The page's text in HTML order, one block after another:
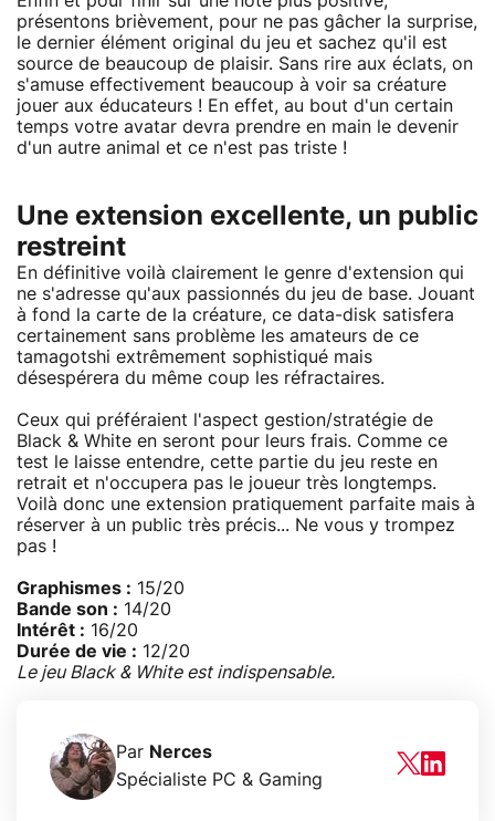
présentons brièvement, pour ne pas gâcher la surprise,
le dernier élément original du jeu et sachez qu'il est
source de beaucoup de plaisir. Sans rire aux éclats, on
s'amuse effectivement beaucoup à voir sa créature
jouer aux éducateurs ! En effet, au bout d'un certain
temps votre avatar devra prendre en main le devenir
d'un autre animal et ce n'est pas triste !
Une extension excellente, un public
restreint
En définitive voilà clairement le genre d'extension qui
ne s'adresse qu'aux passionnés du jeu de base. Jouant
à fond la carte de la créature, ce data-disk satisfera
certainement sans problème les amateurs de ce
tamagotshi extrêmement sophistiqué mais
désespérera du même coup les réfractaires.
Ceux qui préféraient l'aspect gestion/stratégie de
Black & White en seront pour leurs frais. Comme ce
test le laisse entendre, cette partie du jeu reste en
retrait et n'occupera pas le joueur très longtemps.
Voilà donc une extension pratiquement parfaite mais à
réserver à un public très précis... Ne vous y trompez
pas !
Graphismes : 15/20
Bande son : 14/20
Intérêt : 16/20
Durée de vie : 12/20
Le jeu Black & White est indispensable.
Par Nerces
Spécialiste PC & Gaming